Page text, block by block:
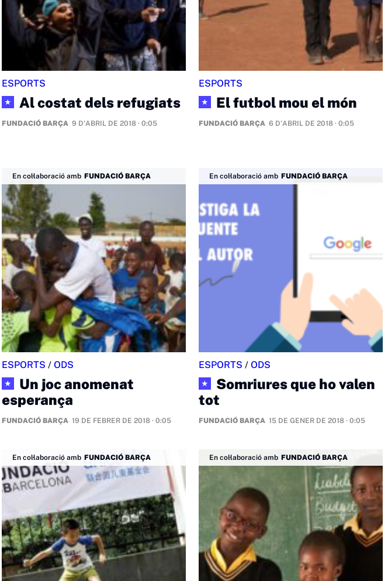
ESPORTS
★ Al costat dels refugiats
FUNDACIÓ BARÇA 9 D'ABRIL DE 2018 · 0:05
ESPORTS
★ El futbol mou el món
FUNDACIÓ BARÇA 6 D'ABRIL DE 2018 · 0:05
En col·laboració amb FUNDACIÓ BARÇA
ESPORTS / ODS
★
Un joc anomenat
esperança
FUNDACIÓ BARÇA 19 DE FEBRER DE 2018 · 0:05
En col·laboració amb FUNDACIÓ BARÇA
ESPORTS / ODS
★
Somriures que ho valen
tot
FUNDACIÓ BARÇA 15 DE GENER DE 2018 · 0:05
En col·laboració amb FUNDACIÓ BARÇA En col·laboració amb FUNDACIÓ BARÇA